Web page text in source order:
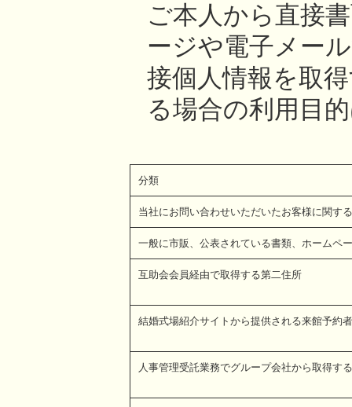
ご本人から直接
ージや電子メー
接個人情報を取
る場合の利用目
分類
当社にお問い合わせいただいたお客様に関す
一般に市販、公表されている書類、ホームペ
互助会会員経由で取得する第二住所
結婚式場紹介サイトから提供される来館予約
人事管理受託業務でグループ会社から取得す